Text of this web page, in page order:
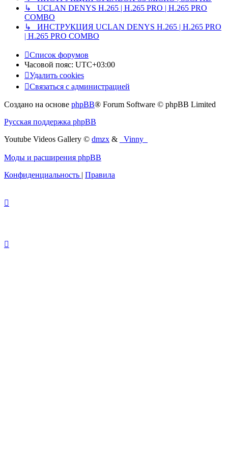
↳ UCLAN DENYS H.265 | H.265 PRO | H.265 PRO
COMBO
↳ ИНСТРУКЦИЯ UCLAN DENYS H.265 | H.265 PRO
| H.265 PRO COMBO
Список форумов
Часовой пояс: UTC+03:00
Удалить cookies
Связаться с администрацией
Создано на основе phpBB® Forum Software © phpBB Limited
Русская поддержка phpBB
Youtube Videos Gallery © dmzx & _Vinny_
Моды и расширения phpBB
Конфиденциальность | Правила